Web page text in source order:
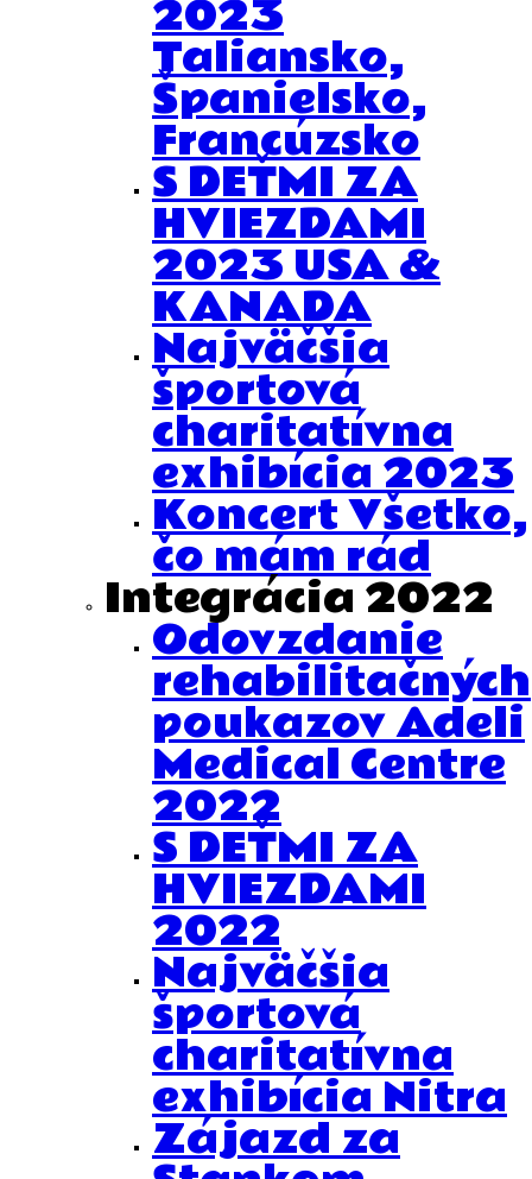
2023
Taliansko,
Španielsko,
Francúzsko
S DEŤMI ZA
HVIEZDAMI
2023 USA &
KANADA
Najväčšia
športová
charitatívna
exhibícia 2023
Koncert Všetko,
čo mám rád
Integrácia 2022
Odovzdanie
rehabilitačných
poukazov Adeli
Medical Centre
2022
S DEŤMI ZA
HVIEZDAMI
2022
Najväčšia
športová
charitatívna
exhibícia Nitra
Zájazd za